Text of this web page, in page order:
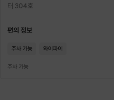
시원한 바다 한 조각 담아보기
요.
#젤캔들홀더 #왁스타블렛
터 304호
편의 정보
주차 가능 와이파이
주차 가능